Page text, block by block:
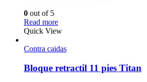
0 out of 5
Read more
Quick View
Contra caidas
Bloque retractil 11 pies Titan